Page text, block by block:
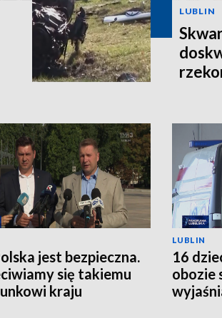
LUBLIN
jest bezpieczna.
się takiemu
kraju
LUBLIN
16
obozie